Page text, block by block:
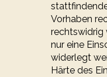
Vorhaben
rechtswidrig
nur ei­ne
widerlegt
Härte des